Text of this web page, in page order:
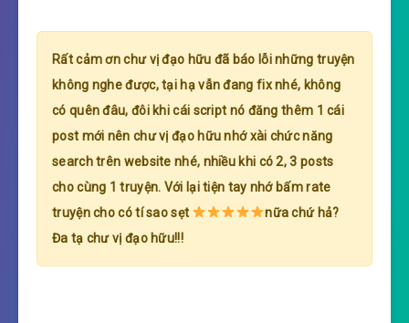
Rất cảm ơn chư vị đạo hữu đã báo lỗi những truyện
không nghe được, tại hạ vẫn đang fix nhé, không
có quên đâu, đôi khi cái script nó đăng thêm 1 cái
post mới nên chư vị đạo hữu nhớ xài chức năng
search trên website nhé, nhiều khi có 2, 3 posts
cho cùng 1 truyện. Với lại tiện tay nhớ bấm rate
truyện cho có tí sao sẹt
nữa chứ hả?
Đa tạ chư vị đạo hữu!!!